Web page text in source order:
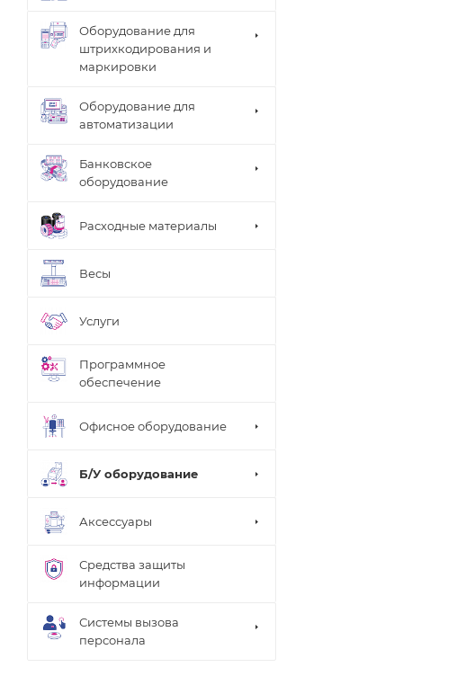
Оборудование для
штрихкодирования и
маркировки
Оборудование для
автоматизации
Банковское
оборудование
Расходные материалы
Весы
Услуги
Программное
обеспечение
Офисное оборудование
Б/У оборудование
Аксессуары
Средства защиты
информации
Системы вызова
персонала